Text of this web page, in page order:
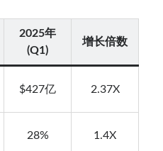
2025年
(Q1)
增长倍数
$427亿 2.37X
28% 1.4X